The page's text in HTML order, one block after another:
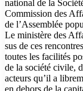
national de la
Commission des
de l’Assemblée
Le ministère des
sus de ces
toutes les facilités
de la société civile,
acteurs qu’il a
en dehors de la